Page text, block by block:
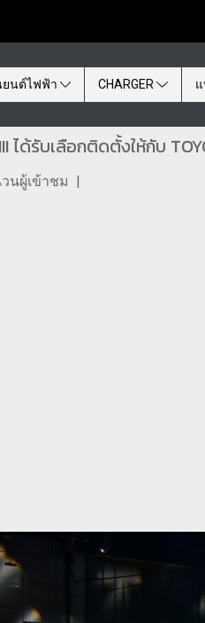
ยนต์ไฟฟ้า CHARGER
ได้รับเลือกติดตั้งให้กับ
นผู้เข้าชม |